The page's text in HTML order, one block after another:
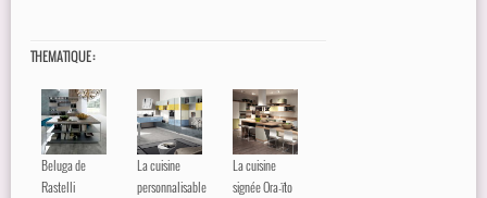
THEMATIQUE :
Beluga de
Rastelli
La cuisine
personnalisable
La cuisine
signée Ora-ïto